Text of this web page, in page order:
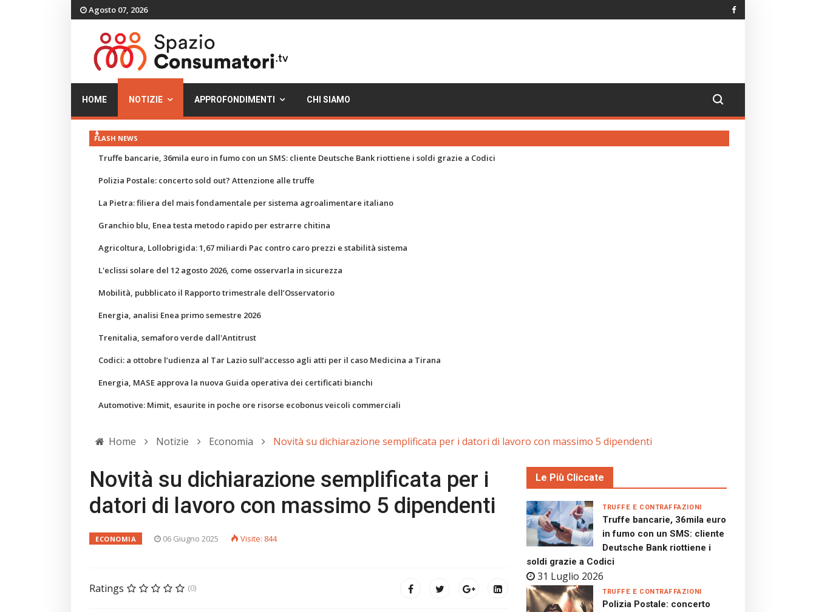
Agosto 07, 2026
HOME NOTIZIE APPROFONDIMENTI CHI SIAMO
FLASH NEWS
Truffe bancarie, 36mila euro in fumo con un SMS: cliente Deutsche Bank riottiene i soldi grazie a Codici
Polizia Postale: concerto sold out? Attenzione alle truffe
La Pietra: filiera del mais fondamentale per sistema agroalimentare italiano
Granchio blu, Enea testa metodo rapido per estrarre chitina
Agricoltura, Lollobrigida: 1,67 miliardi Pac contro caro prezzi e stabilità sistema
L'eclissi solare del 12 agosto 2026, come osservarla in sicurezza
Mobilità, pubblicato il Rapporto trimestrale dell’Osservatorio
Energia, analisi Enea primo semestre 2026
Trenitalia, semaforo verde dall'Antitrust
Codici: a ottobre l’udienza al Tar Lazio sull’accesso agli atti per il caso Medicina a Tirana
Energia, MASE approva la nuova Guida operativa dei certificati bianchi
Automotive: Mimit, esaurite in poche ore risorse ecobonus veicoli commerciali
Home Notizie Economia Novità su dichiarazione semplificata per i datori di lavoro con massimo 5 dipendenti
Novità su dichiarazione semplificata per i
datori di lavoro con massimo 5 dipendenti
ECONOMIA 06 Giugno 2025 Visite: 844
Ratings (0)
Le Più Cliccate
Truffe bancarie, 36mila euro
in fumo con un SMS: cliente
Deutsche Bank riottiene i
soldi grazie a Codici
31 Luglio 2026
TRUFFE E CONTRAFFAZIONI
Polizia Postale: concerto
TRUFFE E CONTRAFFAZIONI